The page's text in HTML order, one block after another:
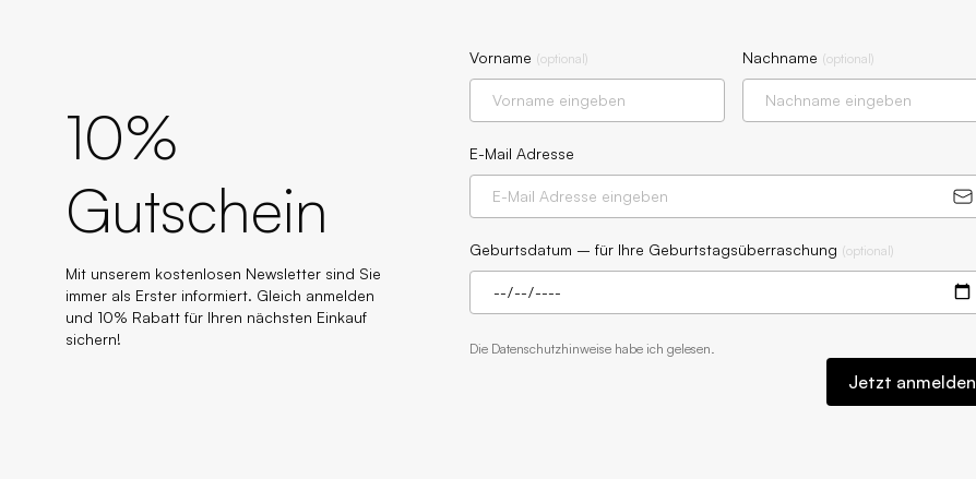
10%
Gutschein
Mit unserem kostenlosen Newsletter sind Sie
immer als Erster informiert. Gleich anmelden
und 10% Rabatt für Ihren nächsten Einkauf
sichern!
Vorname (optional) Nachname (optional)
E-Mail Adresse
Geburtsdatum – für Ihre Geburtstagsüberraschung (optional)
Die Datenschutzhinweise habe ich gelesen.
Jetzt anmelden